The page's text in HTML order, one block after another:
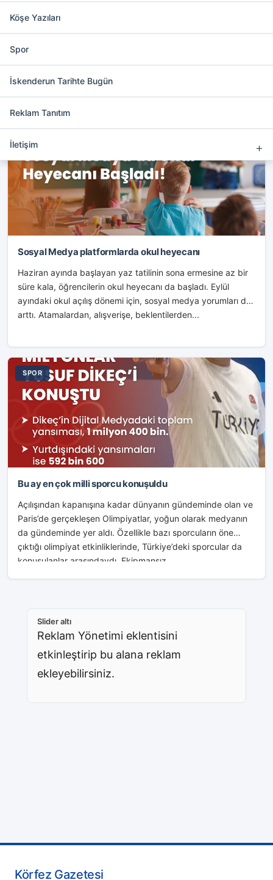
Köşe Yazıları
Spor
İskenderun Tarihte Bugün
Reklam Tanıtım
İletişim
Slider üstü
etkinleştirip bu alana reklam
ekleyebilirsiniz.
EĞITIM
Sosyal Medya platformlarda okul heyecanı
Haziran ayında başlayan yaz tatilinin sona ermesine az bir
süre kala, öğrencilerin okul heyecanı da başladı. Eylül
ayındaki okul açılış dönemi için, sosyal medya yorumları da
arttı. Atamalardan, alışverişe, beklentilerden...
SPOR
Bu ay en çok milli sporcu konuşuldu
Açılışından kapanışına kadar dünyanın gündeminde olan ve
Paris’de gerçekleşen Olimpiyatlar, yoğun olarak medyanın
da gündeminde yer aldı. Özellikle bazı sporcuların öne
çıktığı olimpiyat etkinliklerinde, Türkiye’deki sporcular da
konuşulanlar arasındaydı. Ekipmansız...
Slider altı
Reklam Yönetimi eklentisini
etkinleştirip bu alana reklam
ekleyebilirsiniz.
Körfez Gazetesi